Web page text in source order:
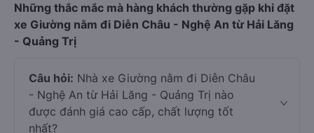
Những thắc mắc mà hàng khách thường gặp khi đặt
xe Giường nằm đi Diễn Châu - Nghệ An từ Hải Lăng
- Quảng Trị
Câu hỏi: Nhà xe Giường nằm đi Diễn Châu
- Nghệ An từ Hải Lăng - Quảng Trị nào
được đánh giá cao cấp, chất lượng tốt
nhất?